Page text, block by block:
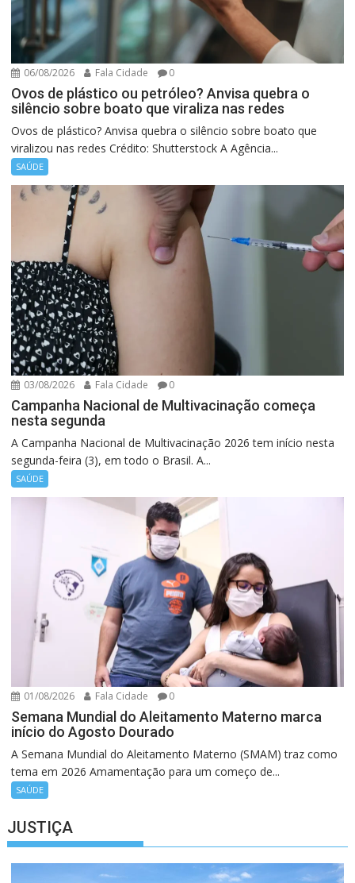
06/08/2026 Fala Cidade 0
Ovos de plástico ou petróleo? Anvisa quebra o
silêncio sobre boato que viraliza nas redes
Ovos de plástico? Anvisa quebra o silêncio sobre boato que
viralizou nas redes Crédito: Shutterstock A Agência...
SAÚDE
03/08/2026 Fala Cidade 0
Campanha Nacional de Multivacinação começa
nesta segunda
A Campanha Nacional de Multivacinação 2026 tem início nesta
segunda-feira (3), em todo o Brasil. A...
SAÚDE
01/08/2026 Fala Cidade 0
Semana Mundial do Aleitamento Materno marca
início do Agosto Dourado
A Semana Mundial do Aleitamento Materno (SMAM) traz como
tema em 2026 Amamentação para um começo de...
SAÚDE
JUSTIÇA